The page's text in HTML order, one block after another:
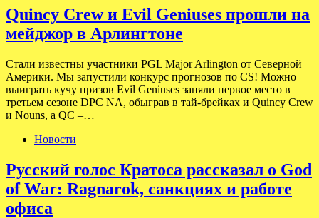
Quincy Crew и Evil Geniuses прошли на
мейджор в Арлингтоне
Стали известны участники PGL Major Arlington от Северной
Америки. Мы запустили конкурс прогнозов по CS! Можно
выиграть кучу призов Evil Geniuses заняли первое место в
третьем сезоне DPC NA, обыграв в тай-брейках и Quincy Crew
и Nouns, а QC –…
Новости
Русский голос Кратоса рассказал о God
of War: Ragnarok, санкциях и работе
офиса